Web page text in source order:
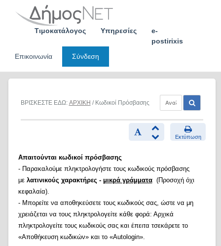
Τιμοκατάλογος Υπηρεσίες
e-
postirixis
Επικοινωνία
Σύνδεση
ΒΡΙΣΚΕΣΤΕ ΕΔΩ: ΑΡΧΙΚΗ / Κωδικοί Πρόσβασης
Εκτύπωση
Απαιτούνται κωδικοί πρόσβασης
- Παρακαλούμε πληκτρολογήστε τους κωδικούς πρόσβασης
με λατινικούς χαρακτήρες - μικρά γράμματα(Προσοχή όχι
κεφαλαία).
- Μπορείτε να αποθηκεύσετε τους κωδικούς σας, ώστε να μη
χρειάζεται να τους πληκτρολογείτε κάθε φορά: Αρχικά
πληκτρολογείτε τους κωδικούς σας και έπειτα τσεκάρετε το
«Αποθήκευση κωδικών» και το «Autologin».